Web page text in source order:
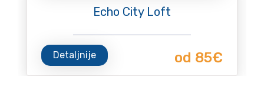
Echo City Loft
Detaljnije od 85€